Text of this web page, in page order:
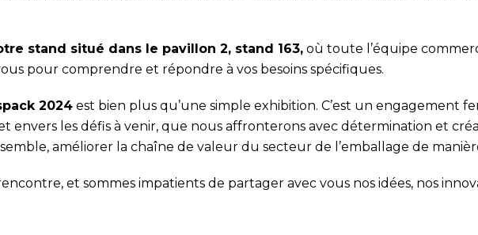
stand situé dans le pavillon 2, stand 163,où toute l’équipe
pour comprendre et répondre à vos besoins spécifiques.
2024est bien plus qu’une simple exhibition. C’est un engagement
envers les défis à venir, que nous affronterons avec détermination et
améliorer la chaîne de valeur du secteur de l’emballage de
et sommes impatients de partager avec vous nos idées, nos